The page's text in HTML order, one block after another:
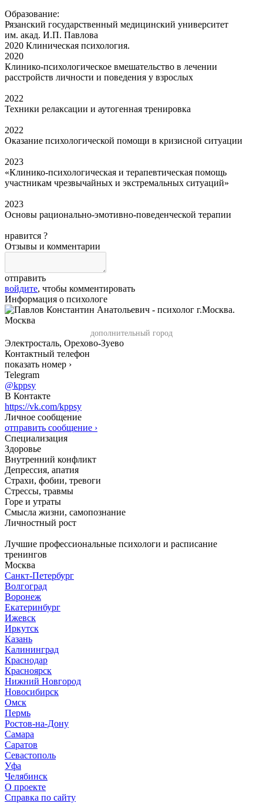
Образование:
Рязанский государственный медицинский университет
им. акад. И.П. Павлова
2020 Клиническая психология.
2020
Клинико-психологическое вмешательство в лечении
расстройств личности и поведения у взрослых
2022
Техники релаксации и аутогенная тренировка
2022
Оказание психологической помощи в кризисной ситуации
2023
«Клинико-психологическая и терапевтическая помощь
участникам чрезвычайных и экстремальных ситуаций»
2023
Основы рационально-эмотивно-поведенческой терапии
нравится ?
Отзывы и комментарии
отправить
войдите, чтобы комментировать
Информация о психологе
Москва
дополнительный город
Электросталь, Орехово-Зуево
Контактный телефон
показать номер ›
Telegram
@kppsy
В Контакте
https://vk.com/kppsy
Личное сообщение
отправить сообщение ›
Специализация
Здоровье
Внутренний конфликт
Депрессия, апатия
Страхи, фобии, тревоги
Стрессы, травмы
Горе и утраты
Смысла жизни, самопознание
Личностный рост
Лучшие профессиональные психологи и расписание
тренингов
Москва
Санкт-Петербург
Волгоград
Воронеж
Екатеринбург
Ижевск
Иркутск
Казань
Калининград
Краснодар
Красноярск
Нижний Новгород
Новосибирск
Омск
Пермь
Ростов-на-Дону
Самара
Саратов
Севастополь
Уфа
Челябинск
О проекте
Справка по сайту